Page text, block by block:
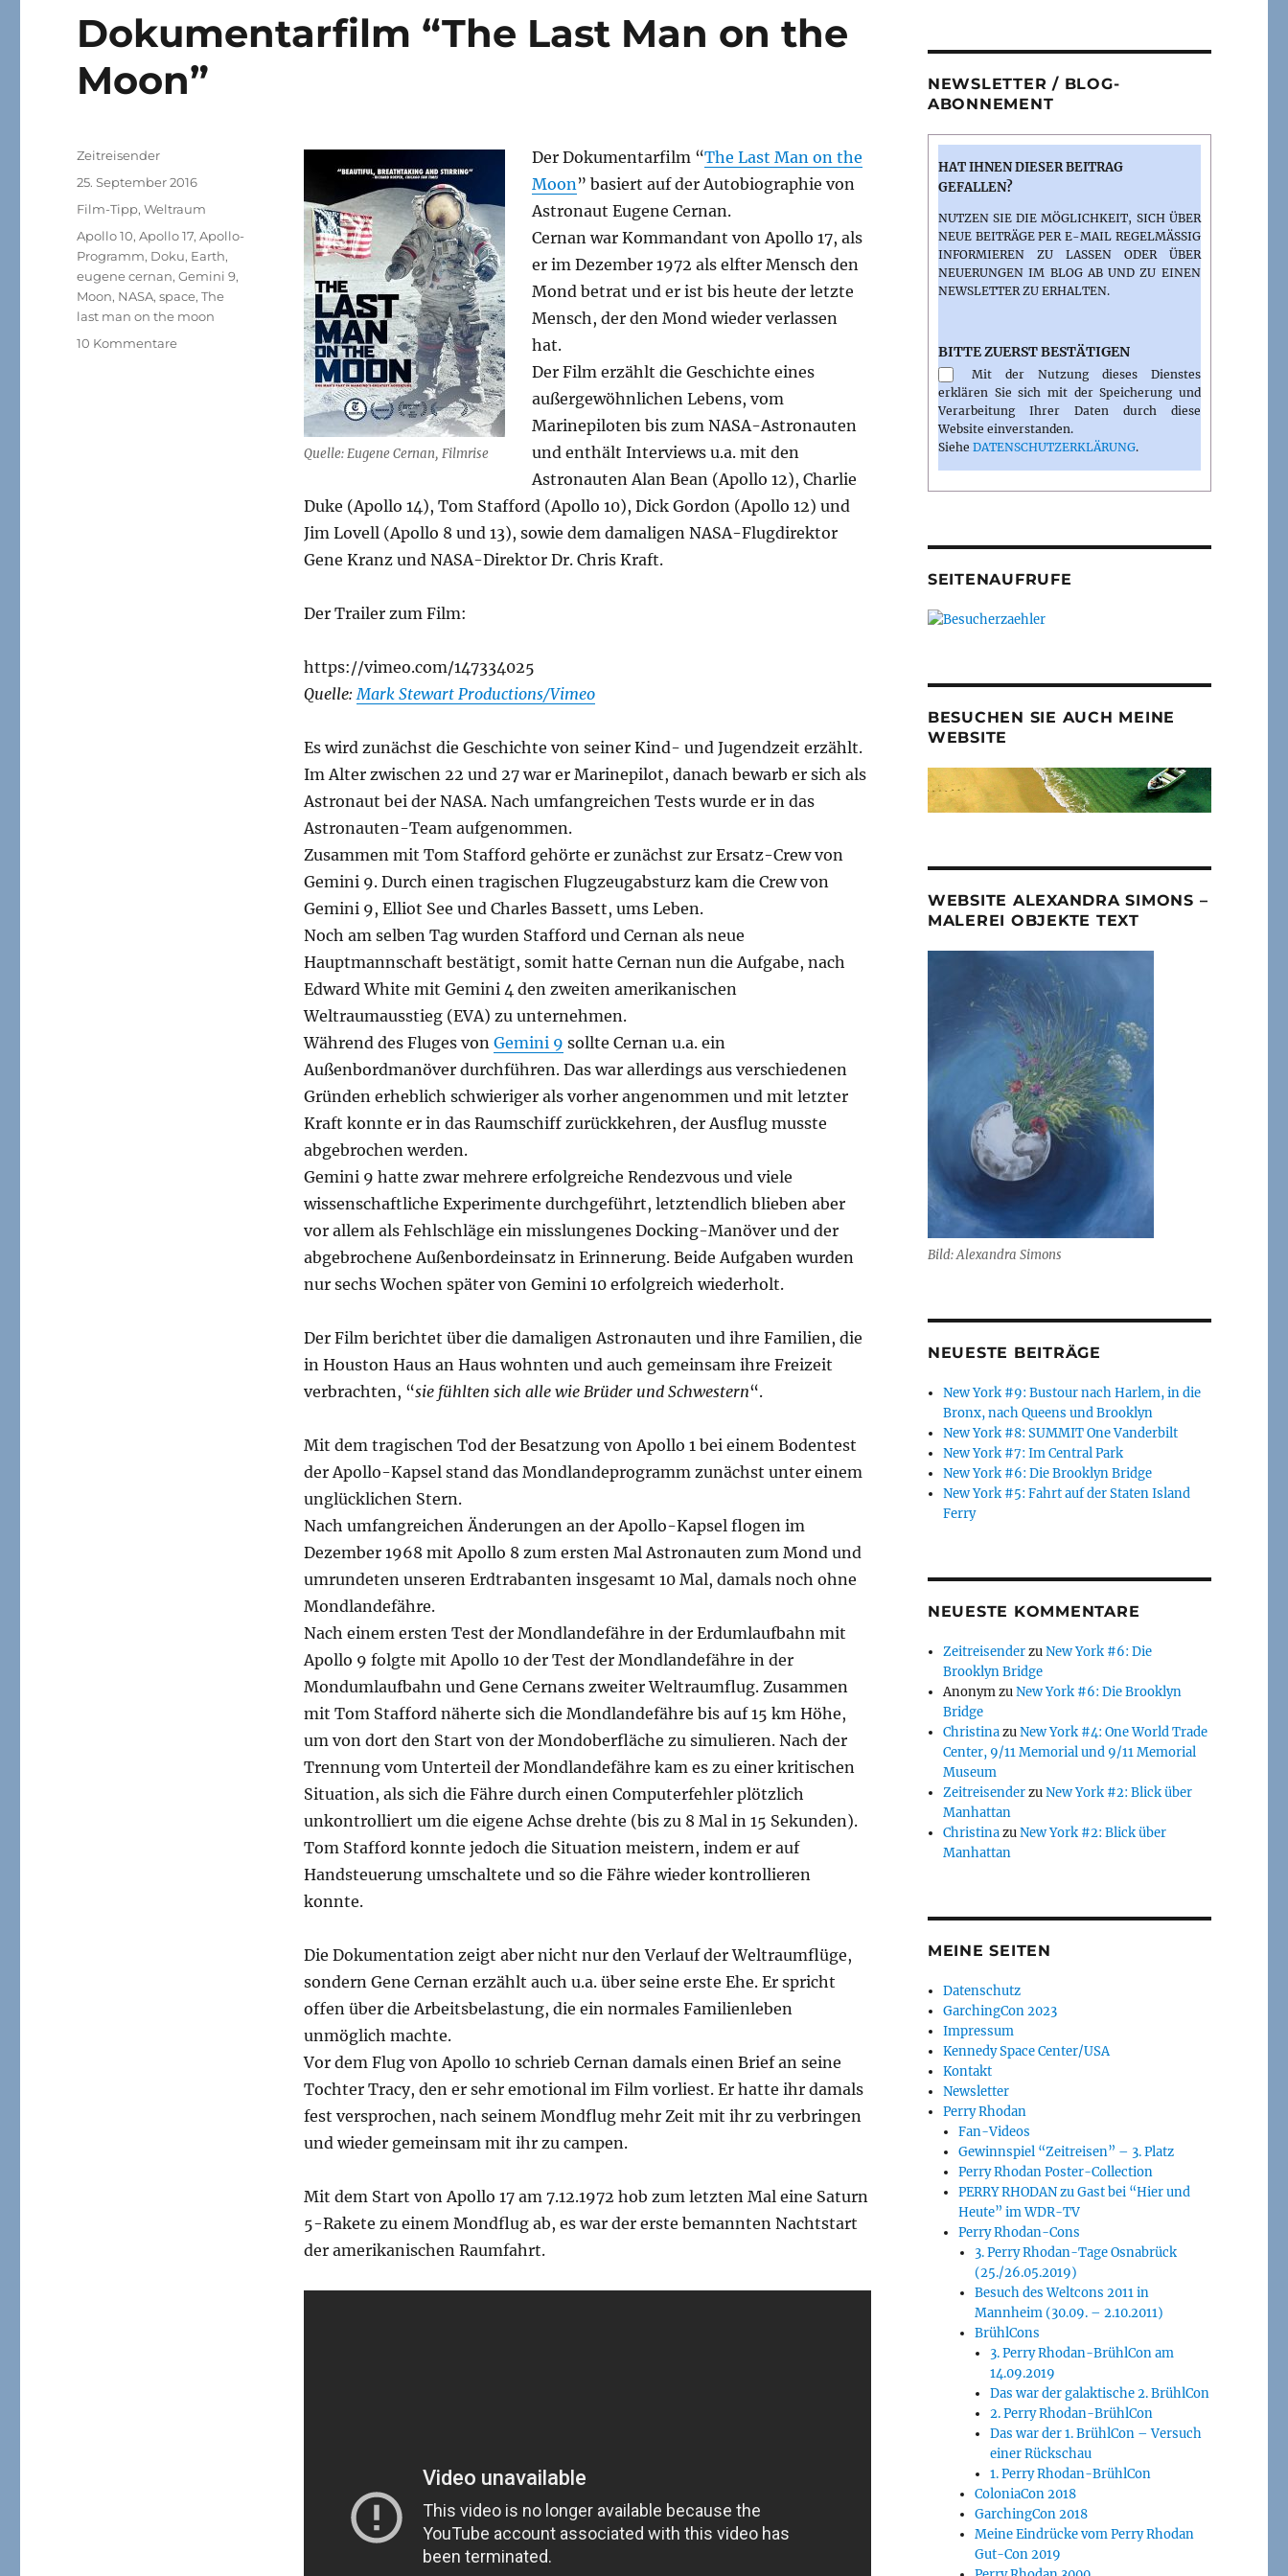
Dokumentarfilm “The Last Man on the
Moon”
Quelle: Eugene Cernan, Filmrise
Der Dokumentarfilm “The Last Man on the
Moon ” basiert auf der Autobiographie von
Astronaut Eugene Cernan.
Cernan war Kommandant von Apollo 17, als
er im Dezember 1972 als elfter Mensch den
Mond betrat und er ist bis heute der letzte
Mensch, der den Mond wieder verlassen
hat.
Der Film erzählt die Geschichte eines
außergewöhnlichen Lebens, vom
Marinepiloten bis zum NASA-Astronauten
und enthält Interviews u.a. mit den
Astronauten Alan Bean (Apollo 12), Charlie
Duke (Apollo 14), Tom Stafford (Apollo 10), Dick Gordon (Apollo 12) und
Jim Lovell (Apollo 8 und 13), sowie dem damaligen NASA-Flugdirektor
Gene Kranz und NASA-Direktor Dr. Chris Kraft.
Der Trailer zum Film:
https://vimeo.com/147334025
Quelle: Mark Stewart Productions/Vimeo
Es wird zunächst die Geschichte von seiner Kind- und Jugendzeit erzählt.
Im Alter zwischen 22 und 27 war er Marinepilot, danach bewarb er sich als
Astronaut bei der NASA. Nach umfangreichen Tests wurde er in das
Astronauten-Team aufgenommen.
Zusammen mit Tom Stafford gehörte er zunächst zur Ersatz-Crew von
Gemini 9. Durch einen tragischen Flugzeugabsturz kam die Crew von
Gemini 9, Elliot See und Charles Bassett, ums Leben.
Noch am selben Tag wurden Stafford und Cernan als neue
Hauptmannschaft bestätigt, somit hatte Cernan nun die Aufgabe, nach
Edward White mit Gemini 4 den zweiten amerikanischen
Weltraumausstieg (EVA) zu unternehmen.
Während des Fluges von Gemini 9 sollte Cernan u.a. ein
Außenbordmanöver durchführen. Das war allerdings aus verschiedenen
Gründen erheblich schwieriger als vorher angenommen und mit letzter
Kraft konnte er in das Raumschiff zurückkehren, der Ausflug musste
abgebrochen werden.
Gemini 9 hatte zwar mehrere erfolgreiche Rendezvous und viele
wissenschaftliche Experimente durchgeführt, letztendlich blieben aber
vor allem als Fehlschläge ein misslungenes Docking-Manöver und der
abgebrochene Außenbordeinsatz in Erinnerung. Beide Aufgaben wurden
nur sechs Wochen später von Gemini 10 erfolgreich wiederholt.
Der Film berichtet über die damaligen Astronauten und ihre Familien, die
in Houston Haus an Haus wohnten und auch gemeinsam ihre Freizeit
verbrachten, “sie fühlten sich alle wie Brüder und Schwestern“.
Mit dem tragischen Tod der Besatzung von Apollo 1 bei einem Bodentest
der Apollo-Kapsel stand das Mondlandeprogramm zunächst unter einem
unglücklichen Stern.
Nach umfangreichen Änderungen an der Apollo-Kapsel flogen im
Dezember 1968 mit Apollo 8 zum ersten Mal Astronauten zum Mond und
umrundeten unseren Erdtrabanten insgesamt 10 Mal, damals noch ohne
Mondlandefähre.
Nach einem ersten Test der Mondlandefähre in der Erdumlaufbahn mit
Apollo 9 folgte mit Apollo 10 der Test der Mondlandefähre in der
Mondumlaufbahn und Gene Cernans zweiter Weltraumflug. Zusammen
mit Tom Stafford näherte sich die Mondlandefähre bis auf 15 km Höhe,
um von dort den Start von der Mondoberfläche zu simulieren. Nach der
Trennung vom Unterteil der Mondlandefähre kam es zu einer kritischen
Situation, als sich die Fähre durch einen Computerfehler plötzlich
unkontrolliert um die eigene Achse drehte (bis zu 8 Mal in 15 Sekunden).
Tom Stafford konnte jedoch die Situation meistern, indem er auf
Handsteuerung umschaltete und so die Fähre wieder kontrollieren
konnte.
Die Dokumentation zeigt aber nicht nur den Verlauf der Weltraumflüge,
sondern Gene Cernan erzählt auch u.a. über seine erste Ehe. Er spricht
offen über die Arbeitsbelastung, die ein normales Familienleben
unmöglich machte.
Vor dem Flug von Apollo 10 schrieb Cernan damals einen Brief an seine
Tochter Tracy, den er sehr emotional im Film vorliest. Er hatte ihr damals
fest versprochen, nach seinem Mondflug mehr Zeit mit ihr zu verbringen
und wieder gemeinsam mit ihr zu campen.
Mit dem Start von Apollo 17 am 7.12.1972 hob zum letzten Mal eine Saturn
5-Rakete zu einem Mondflug ab, es war der erste bemannten Nachtstart
der amerikanischen Raumfahrt.
Autor
Zeitreisender
Veröffentlicht
am
25. September 2016
Kategorien
Film-Tipp,Weltraum
Schlagwörter
Apollo 10,Apollo 17,Apollo-
Programm, Doku, Earth,
eugene cernan,Gemini 9,
Moon, NASA,space,The
last man on the moon
10 Kommentarezu
NEWSLETTER / BLOG-
ABONNEMENT
HAT IHNEN DIESER BEITRAG
GEFALLEN?
NUTZEN SIE DIE MÖGLICHKEIT, SICH ÜBER
NEUE BEITRÄGE PER E-MAIL REGELMÄSSIG I
NFORMIEREN ZU LASSEN ODER ÜBER N
EUERUNGEN IM BLOG AB UND ZU EINEN N
EWSLETTER ZU ERHALTEN.
BITTE ZUERST BESTÄTIGEN
Mit der Nutzung dieses Dienstes
erklären Sie sich mit der Speicherung und
Verarbeitung Ihrer Daten durch diese
Website einverstanden.
Siehe DATENSCHUTZERKLÄRUNG.
SEITENAUFRUFE
BESUCHEN SIE AUCH MEINE
WEBSITE
WEBSITE ALEXANDRA SIMONS –
MALEREI OBJEKTE TEXT
Bild: Alexandra Simons
NEUESTE BEITRÄGE
New York #9: Bustour nach Harlem, in die
Bronx, nach Queens und Brooklyn
New York #8: SUMMIT One Vanderbilt
New York #7: Im Central Park
New York #6: Die Brooklyn Bridge
New York #5: Fahrt auf der Staten Island
Ferry
NEUESTE KOMMENTARE
ZeitreisenderzuNew York #6: Die
Brooklyn Bridge
AnonymzuNew York #6: Die Brooklyn
Bridge
ChristinazuNew York #4: One World Trade
Center, 9/11 Memorial und 9/11 Memorial
Museum
ZeitreisenderzuNew York #2: Blick über
Manhattan
ChristinazuNew York #2: Blick über
Manhattan
MEINE SEITEN
Datenschutz
GarchingCon 2023
Impressum
Kennedy Space Center/USA
Kontakt
Newsletter
Perry Rhodan
Fan-Videos
Gewinnspiel “Zeitreisen” – 3. Platz
Perry Rhodan Poster-Collection
PERRY RHODAN zu Gast bei “Hier und
Heute” im WDR-TV
Perry Rhodan-Cons
3. Perry Rhodan-Tage Osnabrück
(25./26.05.2019)
Besuch des Weltcons 2011 in
Mannheim (30.09. – 2.10.2011)
BrühlCons
3. Perry Rhodan-BrühlCon am
14.09.2019
Das war der galaktische 2. BrühlCon
2. Perry Rhodan-BrühlCon
Das war der 1. BrühlCon – Versuch
einer Rückschau
1. Perry Rhodan-BrühlCon
ColoniaCon 2018
GarchingCon 2018
Meine Eindrücke vom Perry Rhodan
Gut-Con 2019